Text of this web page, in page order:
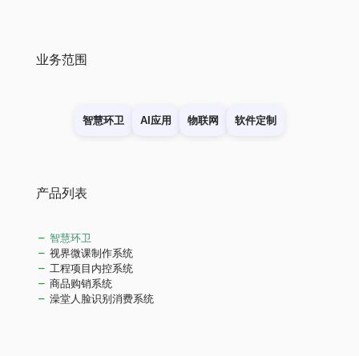
业务范围
智慧环卫 AI应用 物联网 软件定制
产品列表
智慧环卫
视界微课制作系统
工程项目内控系统
商品购销系统
澡堂人脸识别消费系统